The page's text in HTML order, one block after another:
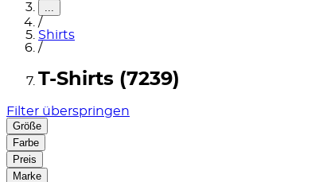
...
/
Shirts
/
T-Shirts (7239)
Filter überspringen
Größe
Farbe
Preis
Marke